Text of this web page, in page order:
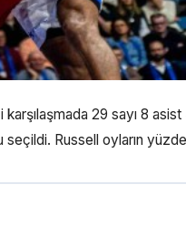
29 sayı 8 asist
Russell oyların